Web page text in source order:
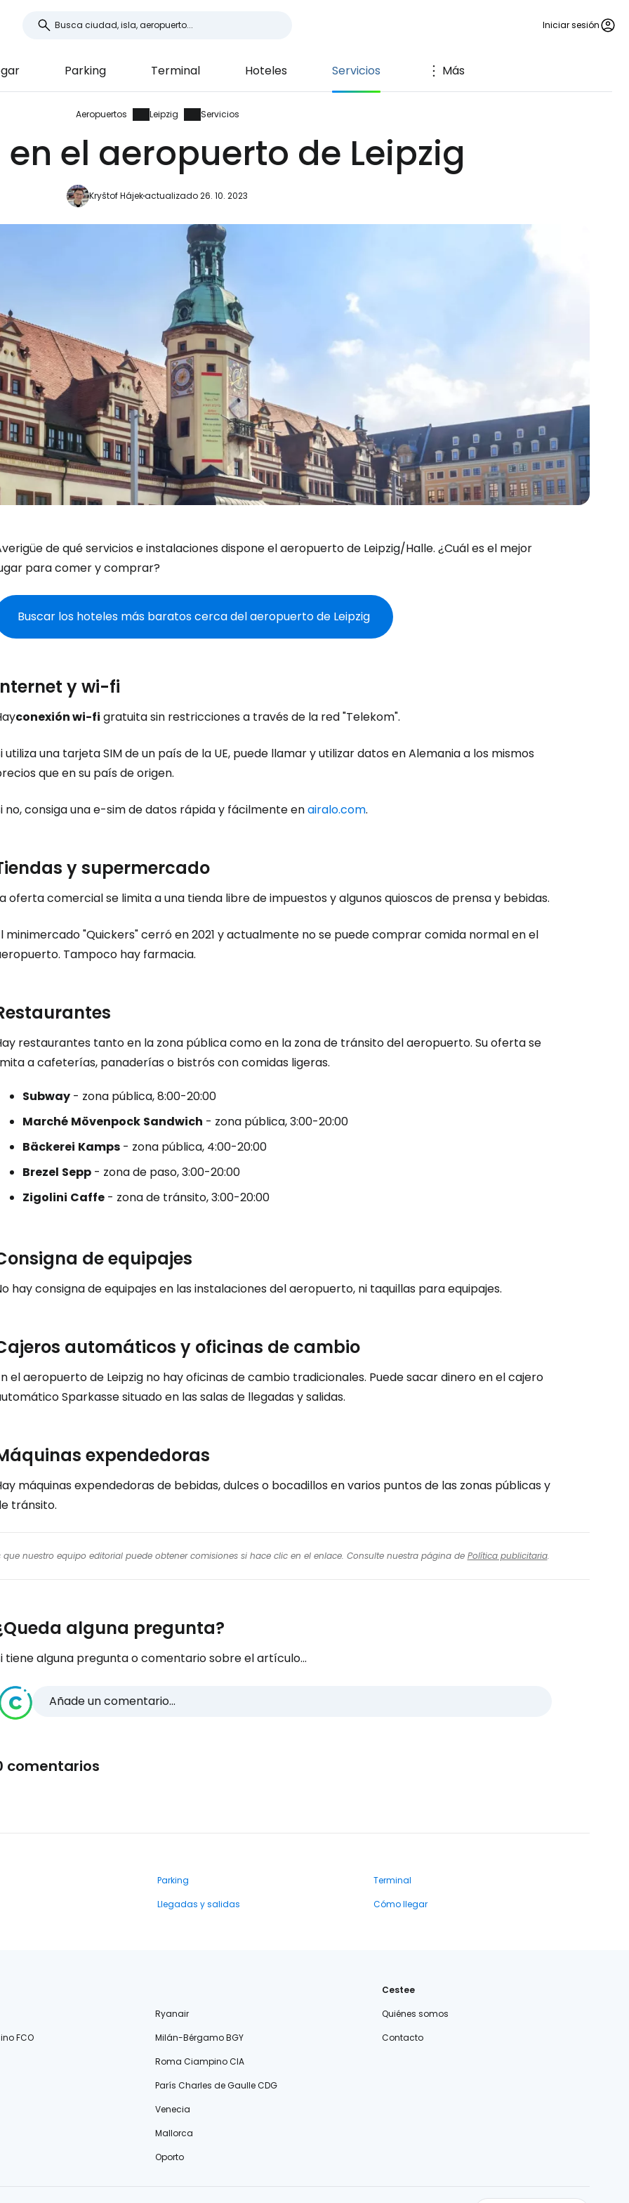
Iniciar sesión
Parking Terminal Hoteles Servicios Más
Aeropuertos Leipzig Servicios
el aeropuerto de Leipzig
Kryštof Hájekactualizado 26. 10. 2023
de qué servicios e instalaciones dispone el aeropuerto de Leipzig/Halle. ¿Cuál es el mejor
para comer y comprar?
Buscar los hoteles más baratos cerca del aeropuerto de Leipzig
y wi-fi
conexión wi-fi gratuita sin restricciones a través de la red "Telekom".
utiliza una tarjeta SIM de un país de la UE, puede llamar y utilizar datos en Alemania a los mismos
que en su país de origen.
no, consiga una e-sim de datos rápida y fácilmente enairalo.com.
y supermercado
oferta comercial se limita a una tienda libre de impuestos y algunos quioscos de prensa y bebidas.
minimercado "Quickers" cerró en 2021 y actualmente no se puede comprar comida normal en el
Tampoco hay farmacia.
restaurantes tanto en la zona pública como en la zona de tránsito del aeropuerto. Su oferta se
a cafeterías, panaderías o bistrós con comidas ligeras.
Subway - zona pública, 8:00-20:00
Marché Mövenpock Sandwich - zona pública, 3:00-20:00
Bäckerei Kamps - zona pública, 4:00-20:00
Brezel Sepp - zona de paso, 3:00-20:00
Zigolini Caffe - zona de tránsito, 3:00-20:00
de equipajes
hay consigna de equipajes en las instalaciones del aeropuerto, ni taquillas para equipajes.
automáticos y oficinas de cambio
el aeropuerto de Leipzig no hay oficinas de cambio tradicionales. Puede sacar dinero en el cajero
Sparkasse situado en las salas de llegadas y salidas.
expendedoras
máquinas expendedoras de bebidas, dulces o bocadillos en varios puntos de las zonas públicas y
tránsito.
nuestro equipo editorial puede obtener comisiones si hace clic en el enlace. Consulte nuestra página de Política publicitaria.
alguna pregunta?
tiene alguna pregunta o comentario sobre el artículo...
Añade un comentario...
comentarios
Parking
Terminal
Llegadas y salidas
Cómo llegar
Ryanair
FCO
Milán-Bérgamo BGY
Roma Ciampino CIA
París Charles de Gaulle CDG
Venecia
Mallorca
Oporto
Cestee
Quiénes somos
Contacto
cestee.com
Iniciar sesión en Cestee
... la comunidad mundial de viajeros
Continuar con Email